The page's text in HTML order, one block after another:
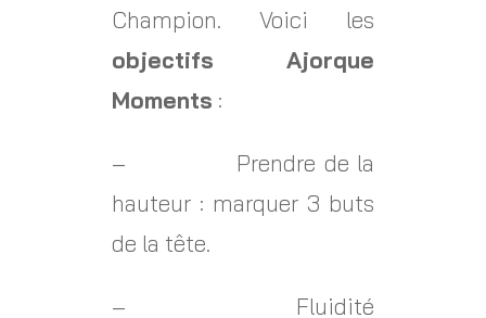
Champion. Voici les
objectifs Ajorque
Moments :
– Prendre de la
hauteur : marquer 3 buts
de la tête.
– Fluidité